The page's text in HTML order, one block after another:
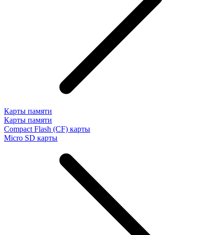
Карты памяти
Карты памяти
Compact Flash (CF) карты
Micro SD карты